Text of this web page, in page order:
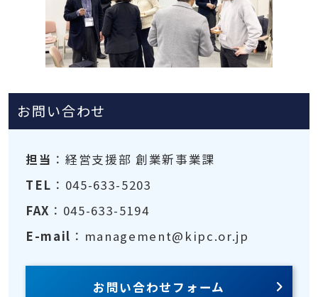
お問い合わせ
担当 ：経営支援部 創業新事業課
TEL ：045-633-5203
FAX ：045-633-5194
E-mail ：management@kipc.or.jp
お問い合わせフォーム